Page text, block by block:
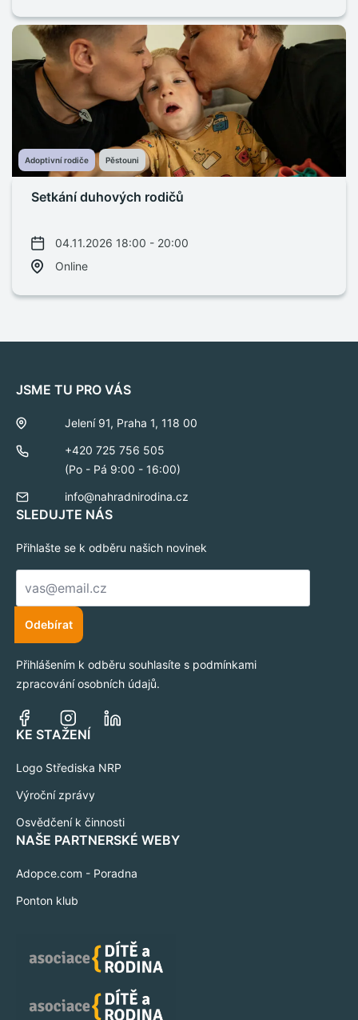
Adoptivní rodiče Pěstouni
Setkání duhových rodičů
04.11.2026 18:00 - 20:00
Online
JSME TU PRO VÁS
Jelení 91, Praha 1, 118 00
+420 725 756 505
(Po - Pá 9:00 - 16:00)
info@nahradnirodina.cz
SLEDUJTE NÁS
Přihlašte se k odběru našich novinek
E-
mail
Odebírat
Přihlášením k odběru souhlasíte s podmínkami
zpracování osobních údajů.
KE STAŽENÍ
Logo Střediska NRP
Výroční zprávy
Osvědčení k činnosti
NAŠE PARTNERSKÉ WEBY
Adopce.com - Poradna
Ponton klub